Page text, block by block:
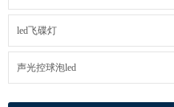
led飞碟灯
声光控球泡led